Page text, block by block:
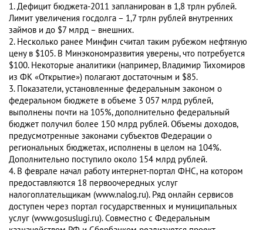
1. Дефицит бюджета-2011 запланирован в 1,8 трлн рублей.
Лимит увеличения госдолга – 1,7 трлн рублей внутренних
займов и до $7 млрд – внешних.
2. Несколько ранее Минфин считал таким рубежом нефтяную
цену в $105. В Минэкономразвития уверены, что потребуется
$100. Некоторые аналитики (например, Владимир Тихомиров
из ФК «Открытие») полагают достаточным и $85.
3. Показатели, установленные федеральным законом о
федеральном бюджете в объеме 3 057 млрд рублей,
выполнены почти на 105%, дополнительно федеральный
бюджет получил более 150 млрд рублей. Объемы доходов,
предусмотренные законами субъектов Федерации о
региональных бюджетах, исполнены в целом на 104%.
Дополнительно поступило около 154 млрд рублей.
4. В феврале начал работу интернет-портал ФНС, на котором
предоставляются 18 первоочередных услуг
налогоплательщикам (www.nalog.ru). Ряд онлайн сервисов
доступен через портал государственных и муниципальных
услуг (www.gosuslugi.ru). Совместно с Федеральным